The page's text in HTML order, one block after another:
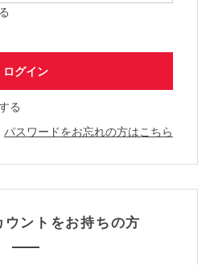
る
パスワードをお忘れの方はこちら
ントをお持ちの方